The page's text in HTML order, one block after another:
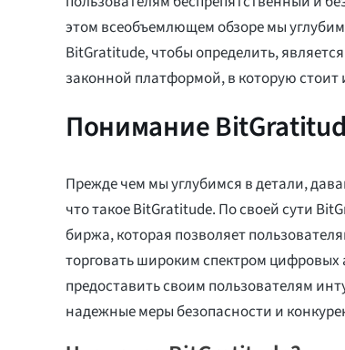
этом всеобъемлющем обзоре мы
BitGratitude, чтобы определить,
законной платформой, в которую стоит
Понимание
Прежде чем мы углубимся в детали,
что такое BitGratitude. По своей сути
биржа, которая позволяет
торговать широким спектром
предоставить своим пользователям
надежные меры безопасности и